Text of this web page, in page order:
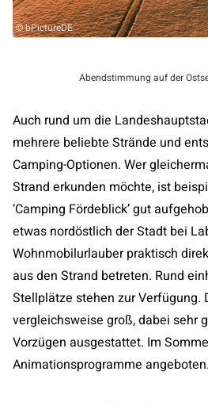
© bPictureDE
Abendstimmung auf der
Auch rund um die
mehrere beliebte Strände und
Camping-Optionen. Wer
Strand erkunden möchte, ist
‘Camping Fördeblick’ gut
etwas nordöstlich der Stadt bei
Wohnmobilurlauber praktisch
aus den Strand betreten. Rund
Stellplätze stehen zur Verfügung.
vergleichsweise groß, dabei sehr
Vorzügen ausgestattet. Im
Animationsprogramme angeboten.